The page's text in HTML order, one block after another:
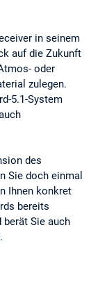
in seinem
auf die Zukunft
oder
zulegen.
5.1-System
des
Sie doch einmal
Ihnen konkret
bereits
berät Sie auch